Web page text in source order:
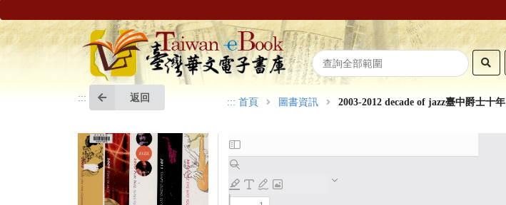
::: 返回 ::: 首頁 圖書資訊 2003-2012 decade of jazz臺中爵士十年